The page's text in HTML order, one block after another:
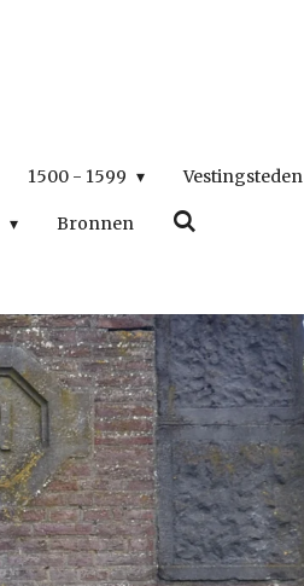
1500 - 1599 Vestingsteden
Bronnen